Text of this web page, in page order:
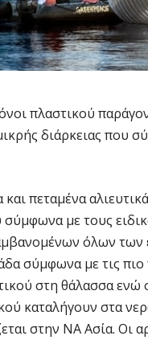
πλαστικού
διάρκειας που
πεταμένα
με τους
όλων των
σύμφωνα με τις πιο
στη θάλασσα
καταλήγουν στα
στην ΝΑ Ασία. Οι